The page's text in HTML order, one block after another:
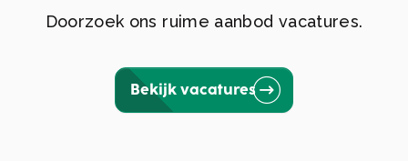
Doorzoek ons ruime aanbod vacatures.
Bekijk vacatures